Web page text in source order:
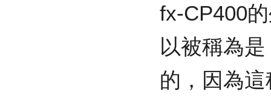
fx-CP400
以被稱為
的，因為